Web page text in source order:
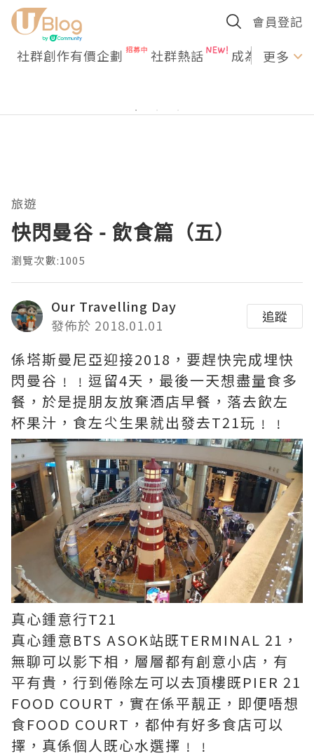
會員登記
社群創作有價企劃 社群熱話 成為U更多
旅遊
快閃曼谷 - 飲食篇（五）
瀏覽次數:1005
Our Travelling Day
發佈於 2018.01.01
追蹤
係塔斯曼尼亞迎接2018，要趕快完成埋快
閃曼谷﹗﹗逗留4天，最後一天想盡量食多
餐，於是提朋友放棄酒店早餐，落去飲左
杯果汁，食左尐生果就出發去T21玩﹗﹗
真心鍾意行T21
真心鍾意BTS ASOK站既TERMINAL 21，
無聊可以影下相，層層都有創意小店，有
平有貴，行到倦除左可以去頂樓既PIER 21
FOOD COURT，實在係平靚正，即便唔想
食FOOD COURT，都仲有好多食店可以
擇，真係個人既心水選擇﹗﹗